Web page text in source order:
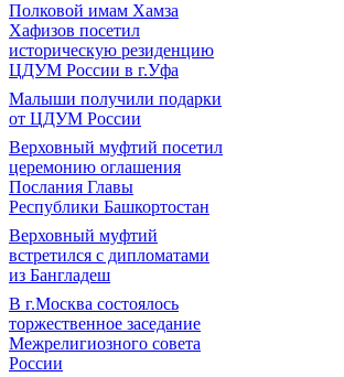
Полковой имам Хамза
Хафизов посетил
историческую резиденцию
ЦДУМ России в г.Уфа
Малыши получили подарки
от ЦДУМ России
Верховный муфтий посетил
церемонию оглашения
Послания Главы
Республики Башкортостан
Верховный муфтий
встретился с дипломатами
из Бангладеш
В г.Москва состоялось
торжественное заседание
Межрелигиозного совета
России